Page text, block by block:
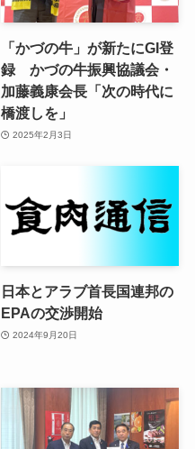
「かづの牛」が新たにGI登
録 かづの牛振興協議会・
加藤義康会長「次の時代に
橋渡しを」
2025年2月3日
日本とアラブ首長国連邦の
EPAの交渉開始
2024年9月20日